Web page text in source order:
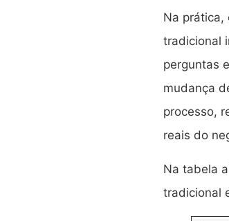
Na prática,
tradicional
perguntas
mudança
processo,
reais do
Na tabela
tradicional